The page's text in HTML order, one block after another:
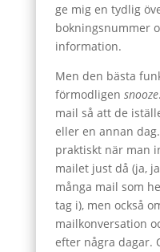
ge mig en tydlig
bokningsnummer
information.
Men den bästa
förmodligen snooze
mail så att de
eller en annan
praktiskt när man
mailet just då (ja,
många mail som
tag i), men också
mailkonversation
efter några dagar.